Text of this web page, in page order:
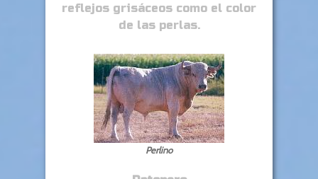
reflejos grisáceos como el color
de las perlas.
Perlino